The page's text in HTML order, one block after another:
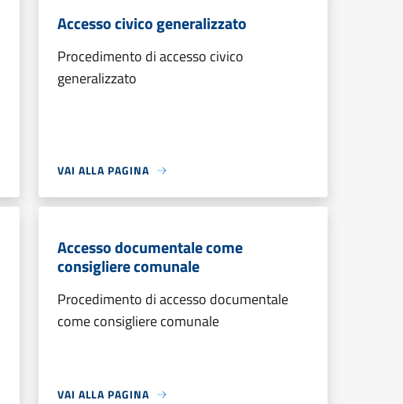
Accesso civico generalizzato
Procedimento di accesso civico
generalizzato
VAI ALLA PAGINA
Accesso documentale come
consigliere comunale
Procedimento di accesso documentale
come consigliere comunale
VAI ALLA PAGINA